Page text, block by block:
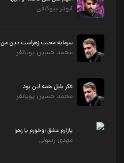
ابوذر بیوکافی
سرمایه محبت زهراست دین من
محمد حسین پویانفر
فکر بلبل همه این بود
محمد حسین پویانفر
یازارم عشق اوخورم یا زهرا
مهدی رسولی